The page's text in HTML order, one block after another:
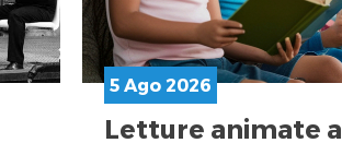
5 Ago 2026
Letture animate a